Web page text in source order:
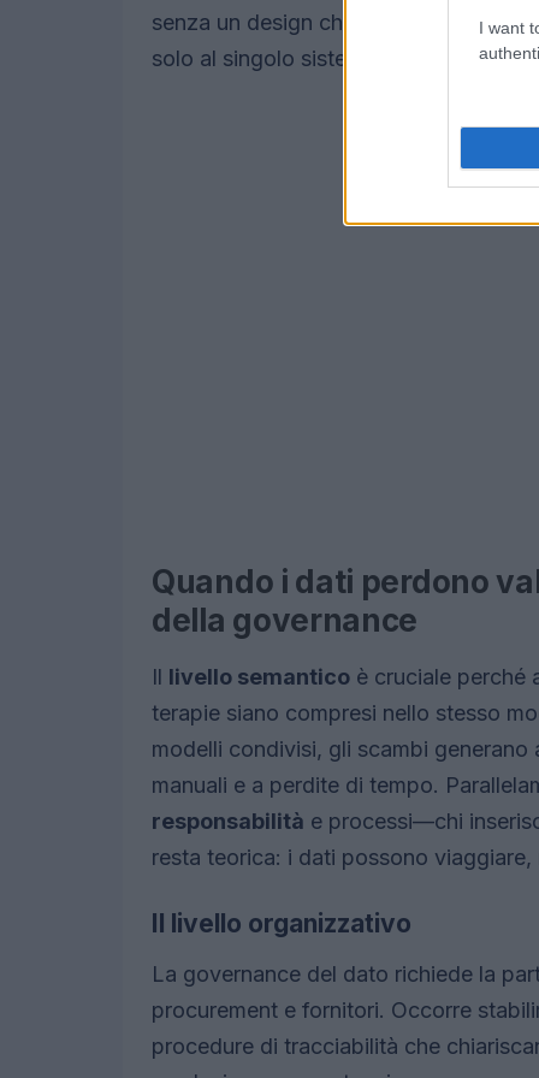
I want
senza un design che favorisca il riuso,
solo al singolo sistema, aumentando
Quando i dati perdono
della governance
Il livello semantico è cruciale perché
terapie siano compresi nello stesso
modelli condivisi, gli scambi
manuali e a perdite di tempo.
responsabilità e processi—chi
resta teorica: i dati possono
Il livello organizzativo
La governance del dato richiede la
procurement e fornitori. Occorre
procedure di tracciabilità che